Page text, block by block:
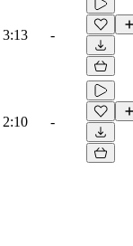
3:13 -
2:10 -